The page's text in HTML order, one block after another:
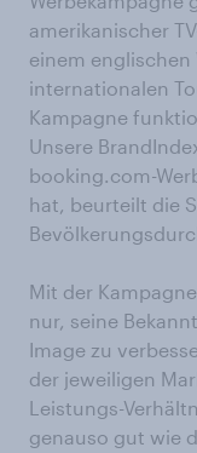
amerikanischer
einem englischen
internationalen
Kampagne
Unsere
booking.com-
hat, beurteilt die
Mit der
nur, seine
Image zu
der jeweiligen
Leistungs-
genauso gut wie